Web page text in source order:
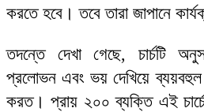
করতে হবে। তবে তারা জাপানে
তদন্তে দেখা গেছে, চার্চটি
প্রলোভন এবং ভয় দেখিয়ে ব্যয়বহুল
করত। প্রায় ২০০ ব্যক্তি এই